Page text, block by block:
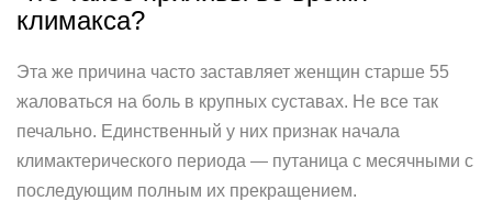
климакса?
Эта же причина часто заставляет женщин старше 55
жаловаться на боль в крупных суставах. Не все так
печально. Единственный у них признак начала
климактерического периода — путаница с месячными с
последующим полным их прекращением.